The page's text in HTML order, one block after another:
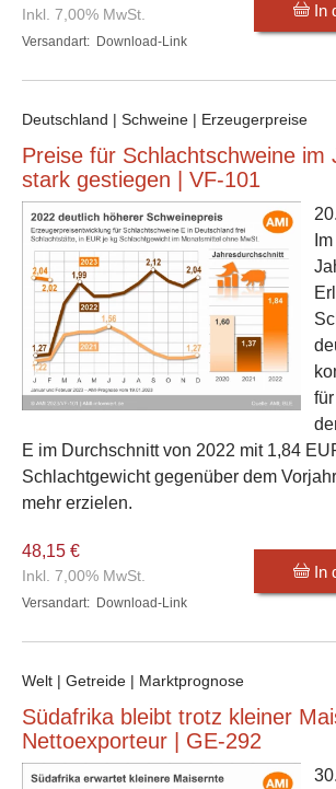
Inkl. 7,00% MwSt.
Versandart: Download-Link
In
Deutschland | Schweine | Erzeugerpreise
Preise für Schlachtschweine im
stark gestiegen | VF-101
E im Durchschnitt von 2022 mit 1,84
Schlachtgewicht gegenüber dem
mehr erzielen.
48,15 €
Inkl. 7,00% MwSt.
Versandart: Download-Link
In
Welt | Getreide | Marktprognose
Südafrika bleibt trotz kleiner
Nettoexporteur | GE-292